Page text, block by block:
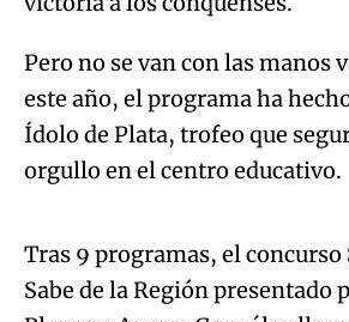
Ídolo de Plata, trofeo que
orgullo en el centro educativo.
An error occurred, please try
Try again
Tras 9 programas, el concurso
Sabe de la Región presentado
Pero, ¡la aventura del
Los ganadores del